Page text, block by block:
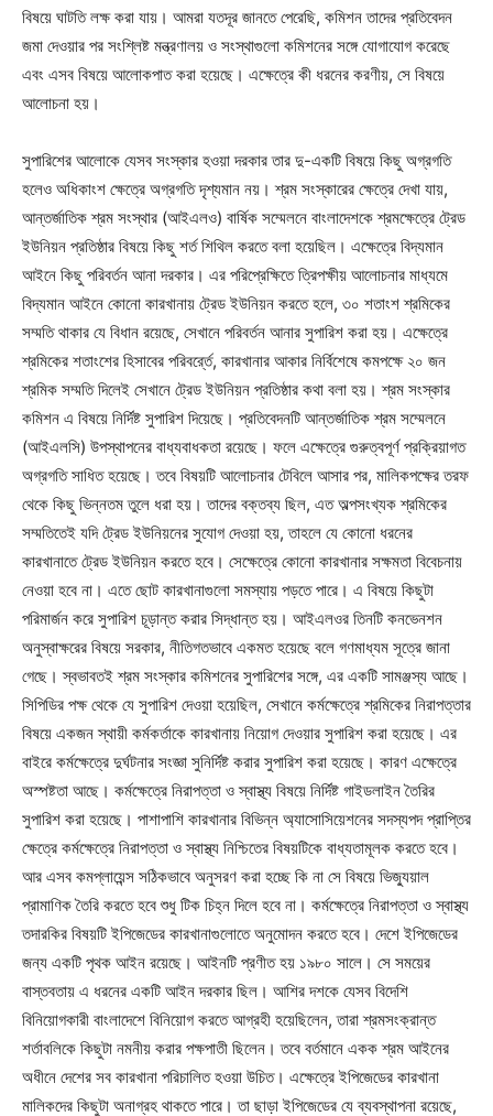
বিষয়ে ঘাটতি লক্ষ করা যায়। আমরা যতদূর জানতে পেরেছি, কমিশন তাদের প্রতিবেদন
জমা দেওয়ার পর সংশ্লিষ্ট মন্ত্রণালয় ও সংস্থাগুলো কমিশনের সঙ্গে যোগাযোগ করেছে
এবং এসব বিষয়ে আলোকপাত করা হয়েছে। এক্ষেত্রে কী ধরনের করণীয়, সে বিষয়ে
আলোচনা হয়।
সুপারিশের আলোকে যেসব সংস্কার হওয়া দরকার তার দু-একটি বিষয়ে কিছু অগ্রগতি
হলেও অধিকাংশ ক্ষেত্রে অগ্রগতি দৃশ্যমান নয়। শ্রম সংস্কারের ক্ষেত্রে দেখা যায়,
আন্তর্জাতিক শ্রম সংস্থার (আইএলও) বার্ষিক সম্মেলনে বাংলাদেশকে শ্রমক্ষেত্রে ট্রেড
ইউনিয়ন প্রতিষ্ঠার বিষয়ে কিছু শর্ত শিথিল করতে বলা হয়েছিল। এক্ষেত্রে বিদ্যমান
আইনে কিছু পরিবর্তন আনা দরকার। এর পরিপ্রেক্ষিতে ত্রিপক্ষীয় আলোচনার মাধ্যমে
বিদ্যমান আইনে কোনো কারখানায় ট্রেড ইউনিয়ন করতে হলে, ৩০ শতাংশ শ্রমিকের
সম্মতি থাকার যে বিধান রয়েছে, সেখানে পরিবর্তন আনার সুপারিশ করা হয়। এক্ষেত্রে
শ্রমিকের শতাংশের হিসাবের পরিবর্র্তে, কারখানার আকার নির্বিশেষে কমপক্ষে ২০ জন
শ্রমিক সম্মতি দিলেই সেখানে ট্রেড ইউনিয়ন প্রতিষ্ঠার কথা বলা হয়। শ্রম সংস্কার
কমিশন এ বিষয়ে নির্দিষ্ট সুপারিশ দিয়েছে। প্রতিবেদনটি আন্তর্জাতিক শ্রম সম্মেলনে
(আইএলসি) উপস্থাপনের বাধ্যবাধকতা রয়েছে। ফলে এক্ষেত্রে গুরুত্বপূর্ণ প্রক্রিয়াগত
অগ্রগতি সাধিত হয়েছে। তবে বিষয়টি আলোচনার টেবিলে আসার পর, মালিকপক্ষের তরফ
থেকে কিছু ভিন্নতম তুলে ধরা হয়। তাদের বক্তব্য ছিল, এত অল্পসংখ্যক শ্রমিকের
সম্মতিতেই যদি ট্রেড ইউনিয়নের সুযোগ দেওয়া হয়, তাহলে যে কোনো ধরনের
কারখানাতে ট্রেড ইউনিয়ন করতে হবে। সেক্ষেত্রে কোনো কারখানার সক্ষমতা বিবেচনায়
নেওয়া হবে না। এতে ছোট কারখানাগুলো সমস্যায় পড়তে পারে। এ বিষয়ে কিছুটা
পরিমার্জন করে সুপারিশ চূড়ান্ত করার সিদ্ধান্ত হয়। আইএলওর তিনটি কনভেনশন
অনুস্বাক্ষরের বিষয়ে সরকার, নীতিগতভাবে একমত হয়েছে বলে গণমাধ্যম সূত্রে জানা
গেছে। স্বভাবতই শ্রম সংস্কার কমিশনের সুপারিশের সঙ্গে, এর একটি সামঞ্জস্য আছে।
সিপিডির পক্ষ থেকে যে সুপারিশ দেওয়া হয়েছিল, সেখানে কর্মক্ষেত্রে শ্রমিকের নিরাপত্তার
বিষয়ে একজন স্থায়ী কর্মকর্তাকে কারখানায় নিয়োগ দেওয়ার সুপারিশ করা হয়েছে। এর
বাইরে কর্মক্ষেত্রে দুর্ঘটনার সংজ্ঞা সুনির্দিষ্ট করার সুপারিশ করা হয়েছে। কারণ এক্ষেত্রে
অস্পষ্টতা আছে। কর্মক্ষেত্রে নিরাপত্তা ও স্বাস্থ্য বিষয়ে নির্দিষ্ট গাইডলাইন তৈরির
সুপারিশ করা হয়েছে। পাশাপাশি কারখানার বিভিন্ন অ্যাসোসিয়েশনের সদস্যপদ প্রাপ্তির
ক্ষেত্রে কর্মক্ষেত্রে নিরাপত্তা ও স্বাস্থ্য নিশ্চিতের বিষয়টিকে বাধ্যতামূলক করতে হবে।
আর এসব কমপ্লায়েন্স সঠিকভাবে অনুসরণ করা হচ্ছে কি না সে বিষয়ে ভিজ্যুয়াল
প্রামাণিক তৈরি করতে হবে শুধু টিক চিহ্ন দিলে হবে না। কর্মক্ষেত্রে নিরাপত্তা ও স্বাস্থ্য
তদারকির বিষয়টি ইপিজেডের কারখানাগুলোতে অনুমোদন করতে হবে। দেশে ইপিজেডের
জন্য একটি পৃথক আইন রয়েছে। আইনটি প্রণীত হয় ১৯৮০ সালে। সে সময়ের
বাস্তবতায় এ ধরনের একটি আইন দরকার ছিল। আশির দশকে যেসব বিদেশি
বিনিয়োগকারী বাংলাদেশে বিনিয়োগ করতে আগ্রহী হয়েছিলেন, তারা শ্রমসংক্রান্ত
শর্তাবলিকে কিছুটা নমনীয় করার পক্ষপাতী ছিলেন। তবে বর্তমানে একক শ্রম আইনের
অধীনে দেশের সব কারখানা পরিচালিত হওয়া উচিত। এক্ষেত্রে ইপিজেডের কারখানা
মালিকদের কিছুটা অনাগ্রহ থাকতে পারে। তা ছাড়া ইপিজেডের যে ব্যবস্থাপনা রয়েছে,